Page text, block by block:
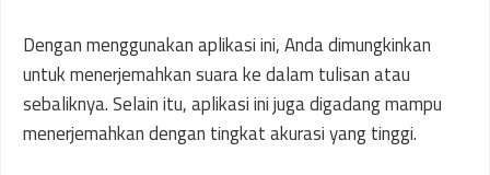
Dengan menggunakan aplikasi ini, Anda dimungkinkan
untuk menerjemahkan suara ke dalam tulisan atau
sebaliknya. Selain itu, aplikasi ini juga digadang mampu
menerjemahkan dengan tingkat akurasi yang tinggi.